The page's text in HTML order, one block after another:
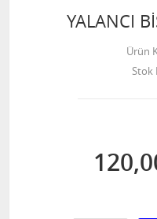
YALANCI
Ürün
Stok